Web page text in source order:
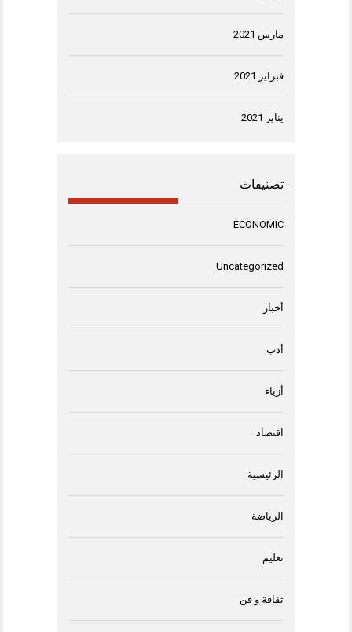
مارس 2021
فبراير 2021
يناير 2021
تصنيفات
ECONOMIC
Uncategorized
أخبار
أدب
أزياء
اقتصاد
الرئيسية
الرياضة
تعليم
ثقافة و فن